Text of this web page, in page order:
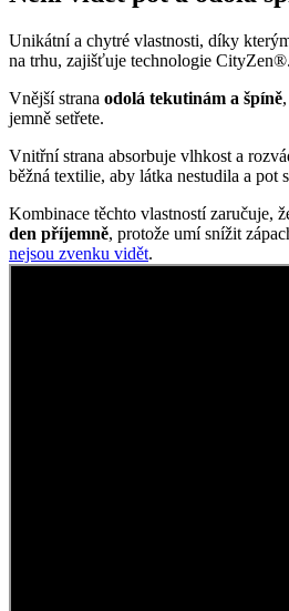
Unikátní a chytré vlastnosti, díky
na trhu, zajišťuje technologie CityZen®.
Vnější stranaodolá tekutinám a špíně
jemně setřete.
Vnitřní strana absorbuje vlhkost a
běžná textilie, aby látka nestudila a pot
Kombinace těchto vlastností zaručuje,
den příjemně , protože umí snížit
nejsou zvenku vidět.